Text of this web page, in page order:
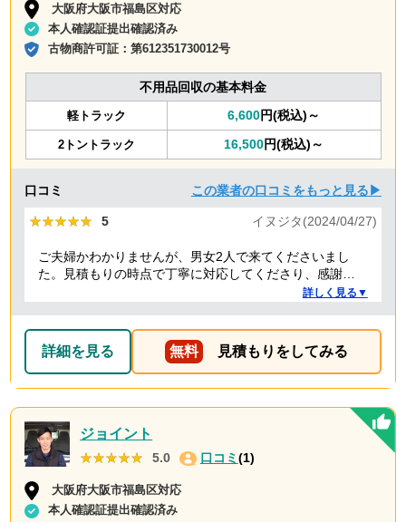
大阪府大阪市福島区対応
本人確認証提出確認済み
古物商許可証：第612351730012号
不用品回収の基本料金
軽トラック 6,600円(税込)～
2トントラック 16,500円(税込)～
口コミ この業者の口コミをもっと見る▶
★★★★★
★★★★★ 5 イヌジタ(2024/04/27)
ご夫婦かわかりませんが、男女2人で来てくださいまし
た。見積もりの時点で丁寧に対応してくださり、感謝し
詳しく見る▼
詳細を見る 無料 見積もりをしてみる
ジョイント
★★★★★
★★★★★ 5.0 口コミ (1)
大阪府大阪市福島区対応
本人確認証提出確認済み